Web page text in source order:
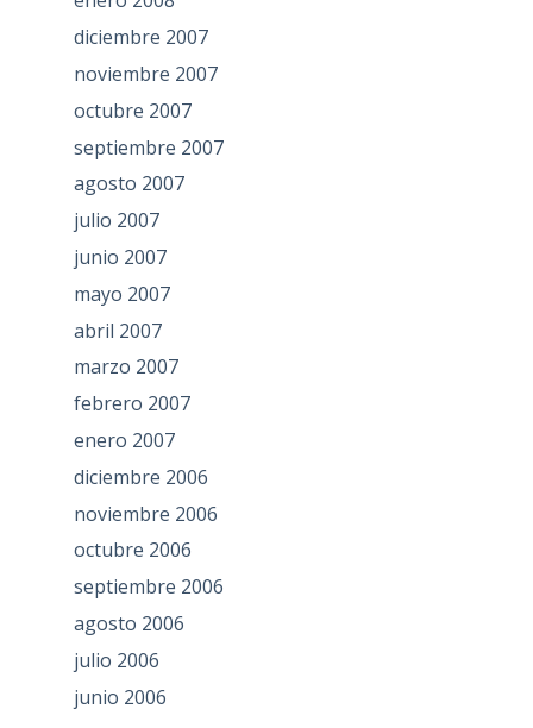
diciembre 2007
noviembre 2007
octubre 2007
septiembre 2007
agosto 2007
julio 2007
junio 2007
mayo 2007
abril 2007
marzo 2007
febrero 2007
enero 2007
diciembre 2006
noviembre 2006
octubre 2006
septiembre 2006
agosto 2006
julio 2006
junio 2006